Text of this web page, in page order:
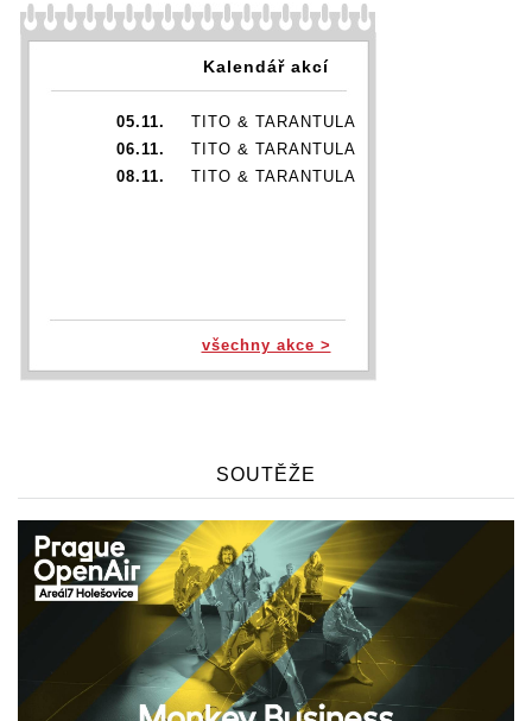
Kalendář akcí
05.11.
TITO & TARANTULA
06.11.
TITO & TARANTULA
08.11.
TITO & TARANTULA
všechny akce >
SOUTĚŽE